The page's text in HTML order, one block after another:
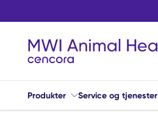
Produkter Service og tjenester